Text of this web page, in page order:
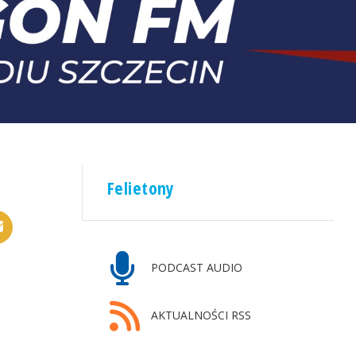
Felietony
PODCAST AUDIO
AKTUALNOŚCI RSS